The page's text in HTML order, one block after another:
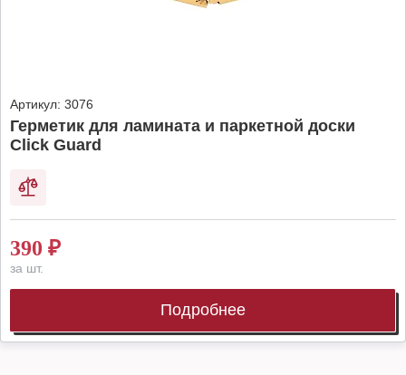
Артикул: 3076
Герметик для ламината и паркетной доски
Click Guard
390 ₽
за шт.
Подробнее